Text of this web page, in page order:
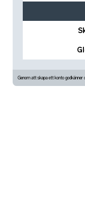
Genom att skapa ett konto godkänner